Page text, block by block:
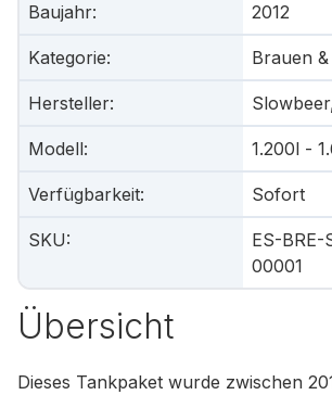
Baujahr: 2012
Kategorie: Brauen
Hersteller:
Modell: 1.200l -
Verfügbarkeit: Sofort
SKU:
ES-BRE-
00001
Übersicht
Dieses Tankpaket wurde zwischen